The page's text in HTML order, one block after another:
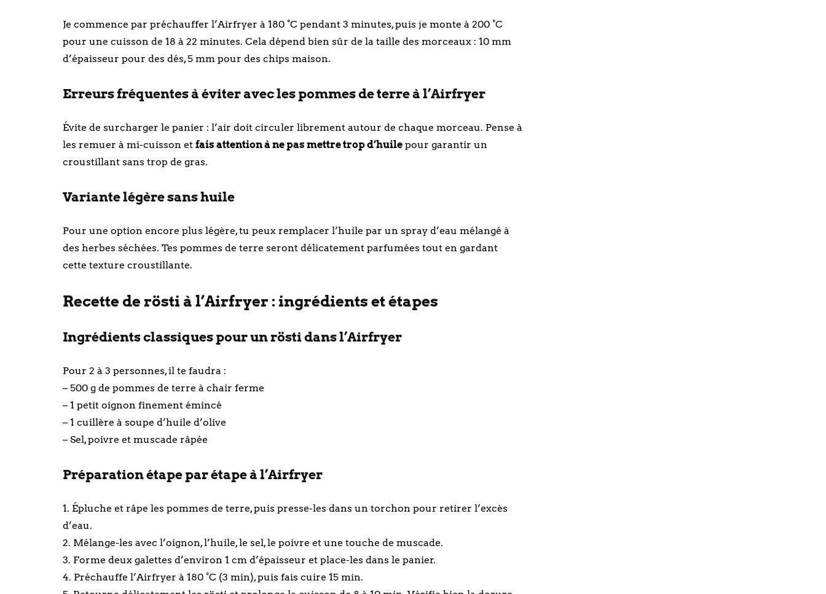
Je commence par préchauffer l’Airfryer à 180 °C pendant 3 minutes, puis je monte à 200 °C
pour une cuisson de 18 à 22 minutes. Cela dépend bien sûr de la taille des morceaux : 10 mm
d’épaisseur pour des dés, 5 mm pour des chips maison.
Erreurs fréquentes à éviter avec les pommes de terre à l’Airfryer
Évite de surcharger le panier : l’air doit circuler librement autour de chaque morceau. Pense à
les remuer à mi-cuisson et fais attention à ne pas mettre trop d’huile pour garantir un
croustillant sans trop de gras.
Variante légère sans huile
Pour une option encore plus légère, tu peux remplacer l’huile par un spray d’eau mélangé à
des herbes séchées. Tes pommes de terre seront délicatement parfumées tout en gardant
cette texture croustillante.
Recette de rösti à l’Airfryer : ingrédients et étapes
Ingrédients classiques pour un rösti dans l’Airfryer
Pour 2 à 3 personnes, il te faudra :
– 500 g de pommes de terre à chair ferme
– 1 petit oignon finement émincé
– 1 cuillère à soupe d’huile d’olive
– Sel, poivre et muscade râpée
Préparation étape par étape à l’Airfryer
1. Épluche et râpe les pommes de terre, puis presse-les dans un torchon pour retirer l’excès
d’eau.
2. Mélange-les avec l’oignon, l’huile, le sel, le poivre et une touche de muscade.
3. Forme deux galettes d’environ 1 cm d’épaisseur et place-les dans le panier.
4. Préchauffe l’Airfryer à 180 °C (3 min), puis fais cuire 15 min.